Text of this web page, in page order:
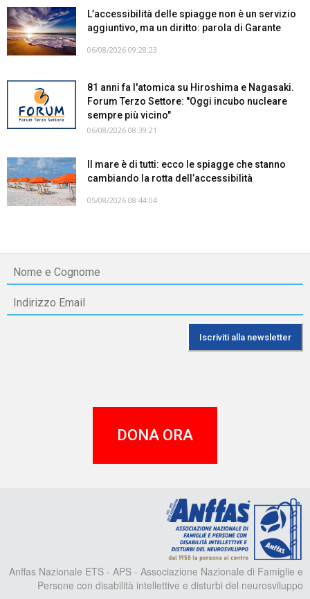
L’accessibilità delle spiagge non è un servizio
aggiuntivo, ma un diritto: parola di Garante
06/08/2026 09:28:23
81 anni fa l'atomica su Hiroshima e Nagasaki.
Forum Terzo Settore: "Oggi incubo nucleare
sempre più vicino"
06/08/2026 08:39:21
Il mare è di tutti: ecco le spiagge che stanno
cambiando la rotta dell’accessibilità
05/08/2026 08:44:04
DONA ORA
Anffas Nazionale ETS - APS - Associazione Nazionale di Famiglie e
Persone con disabilità intellettive e disturbi del neurosviluppo